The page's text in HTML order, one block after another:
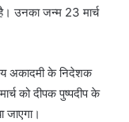
उनका जन्म 23 मार्च
अकादमी के निदेशक
को दीपक पुष्पदीप के
जाएगा।